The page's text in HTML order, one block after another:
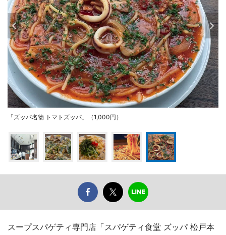
「ズッパ名物 トマトズッパ」（1,000円）
スープスパゲティ専門店「スパゲティ食堂 ズッパ 松戸本